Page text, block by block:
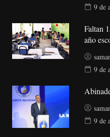
9 de
Faltan
año
9 de
9 de